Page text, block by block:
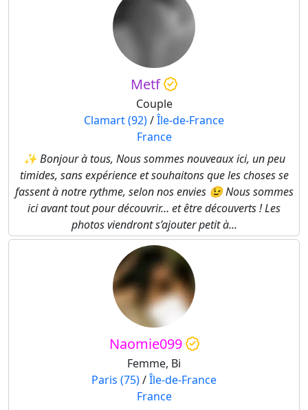
Metf
Couple
Clamart (92)/Île-de-France
France
✨ Bonjour à tous, Nous sommes nouveaux ici, un peu
timides, sans expérience et souhaitons que les choses se
fassent à notre rythme, selon nos envies 😉 Nous sommes
ici avant tout pour découvrir… et être découverts ! Les
photos viendront s’ajouter petit à...
Naomie099
Femme, Bi
Paris (75)/Île-de-France
France